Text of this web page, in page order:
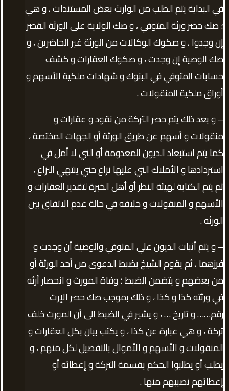
في البداية يتم الطلب من الوارث بعض المستندات ، و هي
؛ صك حصر ورثة المتوفي ، و صك الولاية على الورثة القصر
إن وجدوا ، و صكوك الوكالات من الورثة غير الحاضرين ، و
صك الوصية إن وجدت ، و صكوك العقارات و كشف
حسابات المتوفي في البنوك و شهادات ملكية الأسهم و
أوراق ملكية المنقولات .
– و بعد ذلك يتم حصر التركة من نقود و عقارات و
منقولات و أسهم عن طريق الورثة أو الجهات المختصة ،
كما يتم استبعاد الديون المعدومة أو التي لا أمل في
استردادها و الأملاك التي عليها نزاع حتي ينتهي النزاع ،
ثم يتم الكتابة لهيئة النظر أو أهل الخبرة لتقدير العقارات و
الأسهم و المنقولات و خلافه في حالة عدم الاتفاق بين
الورثه .
– و يتم أثبات الديون علي المتوفي والوصية أن وجدت و
فرزهما ، ثم يقوم الشيخ بضبط الدعوى من أحد الورثة أو
من بعضهم و يتضمن الضبط ؛ وفاة المورث و انحصار أرثه
في ورثته كذا و كذا ، و ذلك بموجب صك حصر الإرث
رقم…… و تاريخ … ، و يشير في الضبط الى أن المورث خلف
تركة ، و هي عبارة عن كذا ، و يكتب بيان بكل العقارات و
المنقولات و الأسهم و الأموال بالتفصيل لكل منهم ، و
يطلب أو يطلبوا الحكم بقسمة التركة و إعطائه أو
إعطائهم نصيبهم منها .